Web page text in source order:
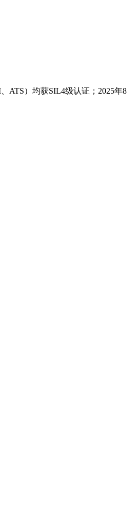
ATS）均获SIL4级认证；2025年8